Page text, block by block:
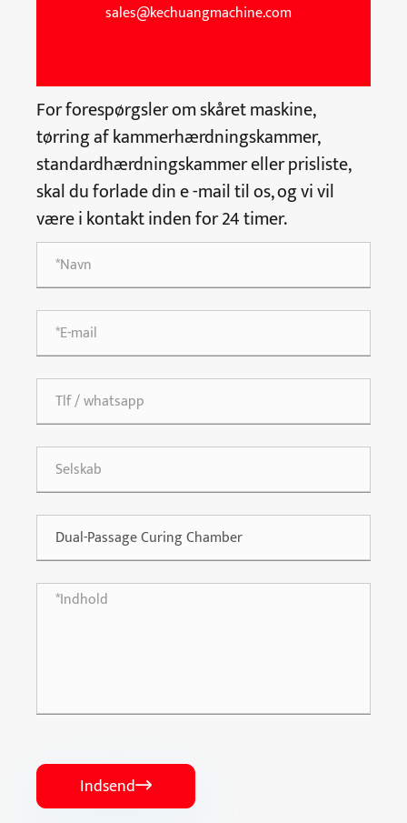
sales@kechuangmachine.com
For forespørgsler om skåret maskine,
tørring af kammerhærdningskammer,
standardhærdningskammer eller prisliste,
skal du forlade din e -mail til os, og vi vil
være i kontakt inden for 24 timer.
Indsend